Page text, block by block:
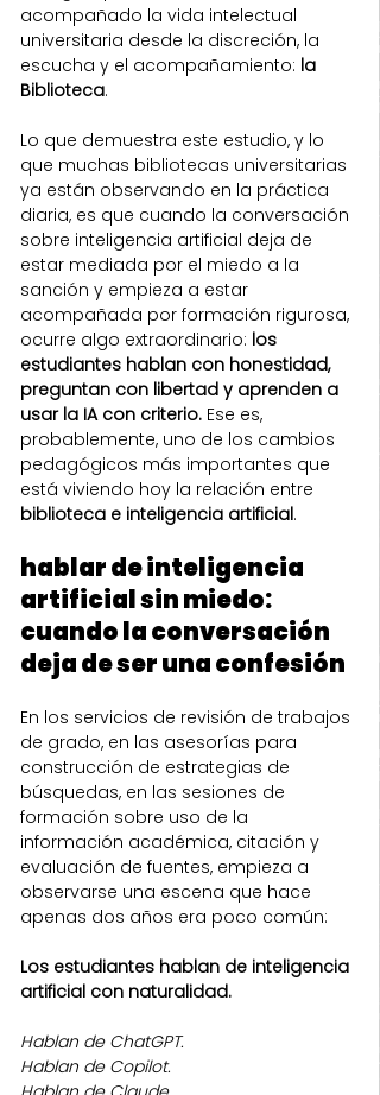
acompañado la vida intelectual
universitaria desde la discreción, la
escucha y el acompañamiento: la
Biblioteca.
Lo que demuestra este estudio, y lo
que muchas bibliotecas universitarias
ya están observando en la práctica
diaria, es que cuando la conversación
sobre inteligencia artificial deja de
estar mediada por el miedo a la
sanción y empieza a estar
acompañada por formación rigurosa,
ocurre algo extraordinario: los
estudiantes hablan con honestidad,
preguntan con libertad y aprenden a
usar la IA con criterio. Ese es,
probablemente, uno de los cambios
pedagógicos más importantes que
está viviendo hoy la relación entre
biblioteca e inteligencia artificial.
hablar de inteligencia
artificial sin miedo:
cuando la conversación
deja de ser una confesión
En los servicios de revisión de trabajos
de grado, en las asesorías para
construcción de estrategias de
búsquedas, en las sesiones de
formación sobre uso de la
información académica, citación y
evaluación de fuentes, empieza a
observarse una escena que hace
apenas dos años era poco común:
Los estudiantes hablan de inteligencia
artificial con naturalidad.
Hablan de ChatGPT.
Hablan de Copilot.